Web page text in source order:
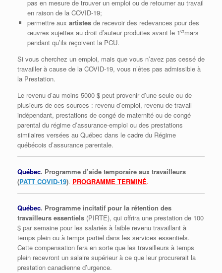
pas en mesure de trouver un emploi ou de retourner au travail
en raison de la COVID-19;
permettre aux artistes de recevoir des redevances pour des
œuvres sujettes au droit d’auteur produites avant le 1ermars
pendant qu’ils reçoivent la PCU.
Si vous cherchez un emploi, mais que vous n’avez pas cessé de
travailler à cause de la COVID-19, vous n’êtes pas admissible à
la Prestation.
Le revenu d’au moins 5000 $ peut provenir d’une seule ou de
plusieurs de ces sources : revenu d’emploi, revenu de travail
indépendant, prestations de congé de maternité ou de congé
parental du régime d’assurance-emploi ou des prestations
similaires versées au Québec dans le cadre du Régime
québécois d’assurance parentale.
Québec. Programme d’aide temporaire aux travailleurs
(PATT COVID-19). PROGRAMME TERMINÉ.
Québec. Programme incitatif pour la rétention des
travailleurs essentiels (PIRTE), qui offrira une prestation de 100
$ par semaine pour les salariés à faible revenu travaillant à
temps plein ou à temps partiel dans les services essentiels.
Cette compensation fera en sorte que les travailleurs à temps
plein recevront un salaire supérieur à ce que leur procurerait la
prestation canadienne d’urgence.